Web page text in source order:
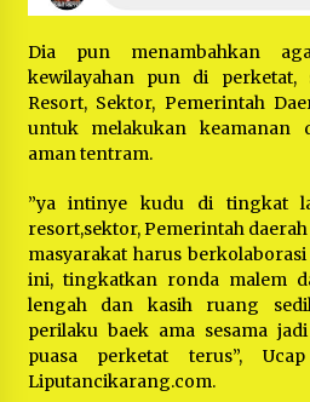
Dia pun menambahkan
kewilayahan pun di perketat,
Resort, Sektor, Pemerintah
untuk melakukan keamanan
aman tentram.
”ya intinye kudu di tingkat
resort,sektor, Pemerintah daerah
masyarakat harus
ini, tingkatkan ronda malem
lengah dan kasih ruang
perilaku baek ama sesama
puasa perketat terus”,
Liputancikarang.com.